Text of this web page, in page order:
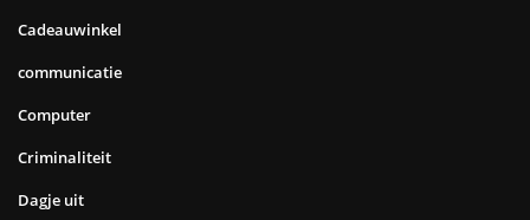
Cadeauwinkel
communicatie
Computer
Criminaliteit
Dagje uit